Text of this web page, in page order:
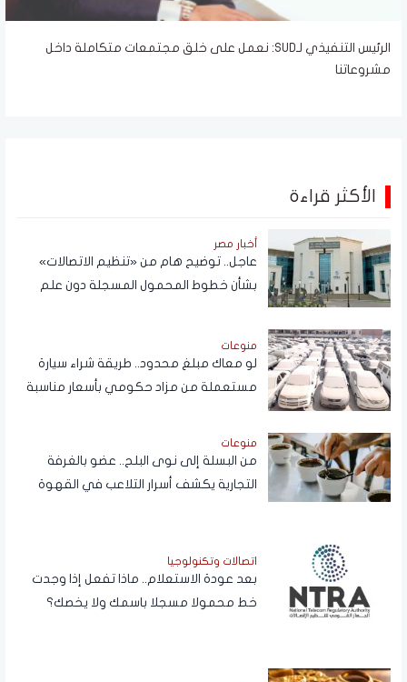
الرئيس التنفيذي لـSUD: نعمل على خلق مجتمعات متكاملة داخل
مشروعاتنا
الأكثر قراءة
أخبار مصر
عاجل.. توضيح هام من «تنظيم الاتصالات»
بشأن خطوط المحمول المسجلة دون علم
منوعات
لو معاك مبلغ محدود.. طريقة شراء سيارة
مستعملة من مزاد حكومي بأسعار مناسبة
منوعات
من البسلة إلى نوى البلح.. عضو بالغرفة
التجارية يكشف أسرار التلاعب في القهوة
اتصالات وتكنولوجيا
بعد عودة الاستعلام.. ماذا تفعل إذا وجدت
خط محمولا مسجلا باسمك ولا يخصك؟